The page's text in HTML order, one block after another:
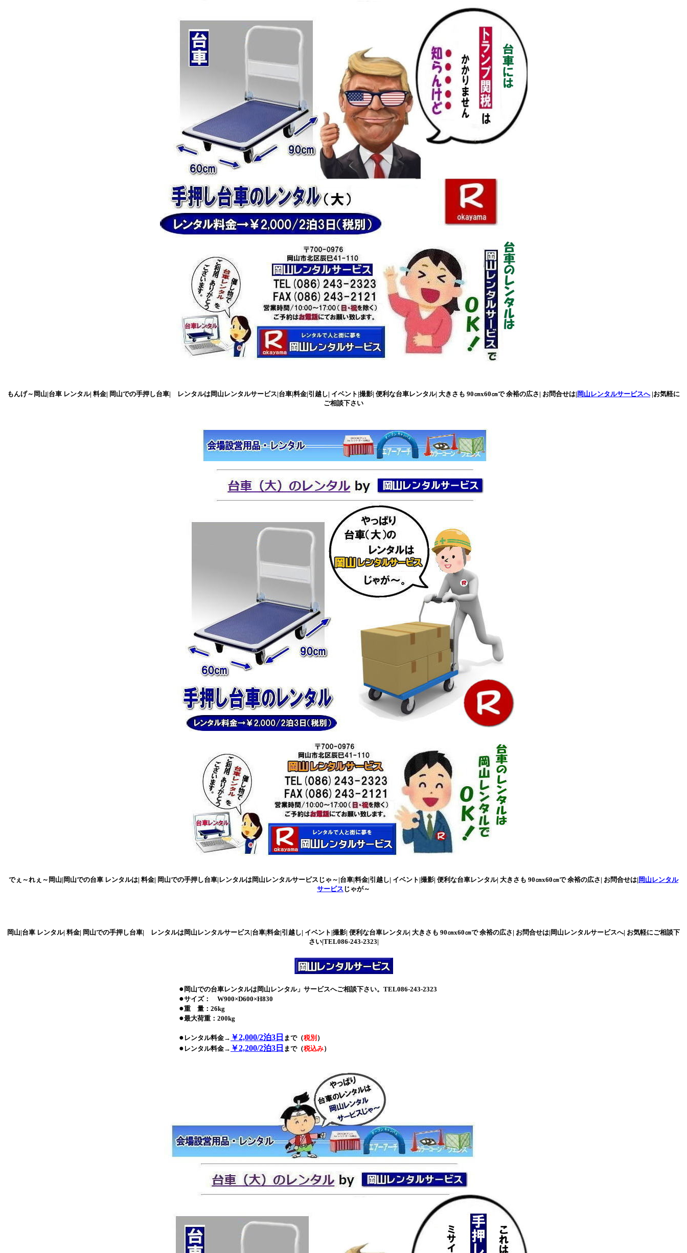
もんげ～岡山|台車 レンタル| 料金| 岡山での手押し台車| レンタルは岡山レンタルサービス|台車|料金|引越し| イベント|撮影| 便利な台車レンタル| 大きさも 90㎝x60㎝で 余裕の広さ| お問合せは|岡山レンタルサービスへ|お気軽に
ご相談下さい
でぇ～れぇ～岡山|岡山での台車 レンタルは| 料金| 岡山での手押し台車|レンタルは岡山レンタルサービスじゃ～|台車|料金|引越し| イベント|撮影| 便利な台車レンタル| 大きさも 90㎝x60㎝で 余裕の広さ| お問合せは|岡山レンタル
サービス じゃが～
岡山|台車 レンタル| 料金| 岡山での手押し台車| レンタルは岡山レンタルサービス|台車|料金|引越し| イベント|撮影| 便利な台車レンタル| 大きさも 90㎝x60㎝で 余裕の広さ| お問合せは|岡山レンタルサービスへ| お気軽にご相談下
さい|TEL086-243-2323|
● 岡山での台車レンタルは岡山レンタル」サービスへご相談下さい。TEL086-243-2323
●サイズ： W900×D600×H830
●重 量：26kg
●最大荷重：200kg
● レンタル料金→ ￥2,000/2泊3日 まで（税別 ）
● レンタル料金→ ￥2,200/2泊3日 まで（税込み）